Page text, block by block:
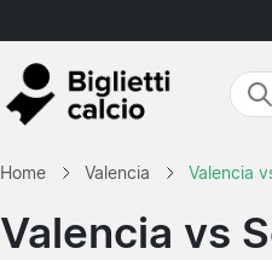
Home Valencia Valencia
Valencia vs